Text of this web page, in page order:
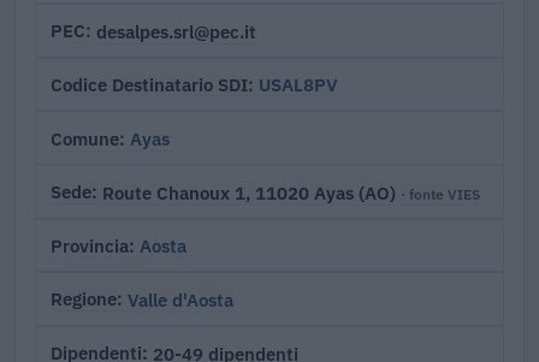
PEC desalpes.srl@pec.it
Codice Destinatario SDI USAL8PV
Comune Ayas
Sede Route Chanoux 1, 11020 Ayas (AO) · fonte VIES
Provincia Aosta
Regione Valle d'Aosta
Dipendenti 20-49 dipendenti